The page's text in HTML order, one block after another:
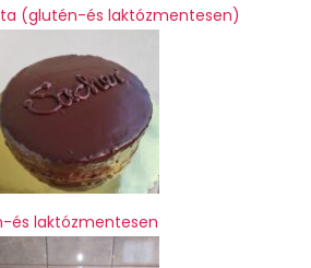
(glutén-és laktózmentesen)
és laktózmentesen